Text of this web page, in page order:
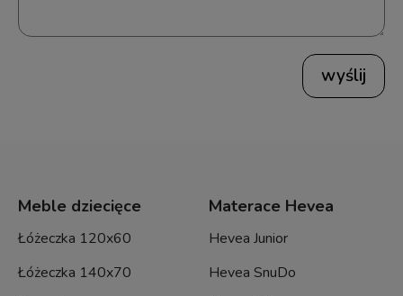
wyślij
Meble dziecięce
Łóżeczka 120x60
Łóżeczka 140x70
Materace Hevea
Hevea Junior
Hevea SnuDo